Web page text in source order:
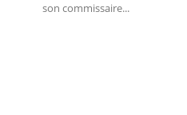
son commissaire...